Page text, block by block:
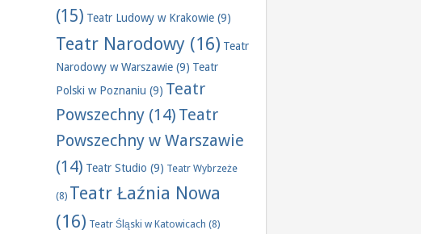
(15) Teatr Ludowy w Krakowie (9)
Teatr Narodowy (16) Teatr
Narodowy w Warszawie (9) Teatr
Polski w Poznaniu (9) Teatr
Powszechny (14) Teatr
Powszechny w Warszawie
(14) Teatr Studio (9) Teatr Wybrzeże
(8) Teatr Łaźnia Nowa
(16) Teatr Śląski w Katowicach (8)